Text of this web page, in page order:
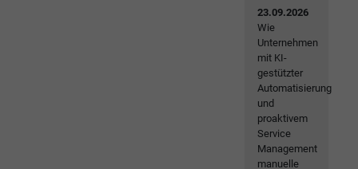
23.09.2026
Wie
Unternehmen
mit KI-
gestützter
Automatisierung
und
proaktivem
Service
Management
manuelle